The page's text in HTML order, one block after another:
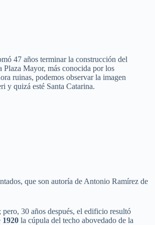
47 años terminar la construcción del
Plaza Mayor, más conocida por los
ruinas, podemos observar la imagen
y quizá esté Santa Catarina.
que son autoría de Antonio Ramírez de
30 años después, el edificio resultó
1920 la cúpula del techo abovedado de la